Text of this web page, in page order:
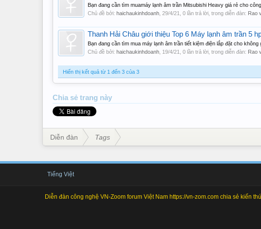
Bạn đang cần tìm muamáy lạnh âm trần Mitsubishi Heavy giá rẻ cho
Chủ đề bởi: haichaukinhdoanh 29/4/21 , 0 lần trả lời, trong diễn đàn: Rao
Thanh Hải Châu giới thiệu Top 6 Máy lạnh âm trần 5
Bạn đang cần tìm mua máy lạnh âm trần tiết kiệm điện lắp đặt cho
Chủ đề bởi: haichaukinhdoanh 19/4/21 , 0 lần trả lời, trong diễn đàn: Rao
Hiển thị kết quả từ 1 đến 3 của 3
Chia sẻ trang này
Diễn đàn Tags
Tiếng Việt
Diễn đàn công nghệ VN-Zoom forum Việt Nam https://vn-zom.com chia sẻ kiến